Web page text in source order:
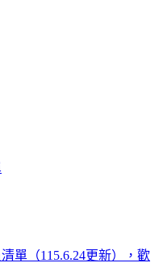
單（115.6.24更新），歡